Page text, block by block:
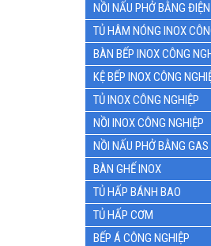
NỒI NẤU PHỞ BẰNG ĐIỆN
TỦ HÂM NÓNG INOX
BÀN BẾP INOX CÔNG
KỆ BẾP INOX CÔNG
TỦ INOX CÔNG NGHIỆP
NỒI INOX CÔNG NGHIỆP
NỒI NẤU PHỞ BẰNG GAS
BÀN GHẾ INOX
TỦ HẤP BÁNH BAO
TỦ HẤP CƠM
BẾP Á CÔNG NGHIỆP